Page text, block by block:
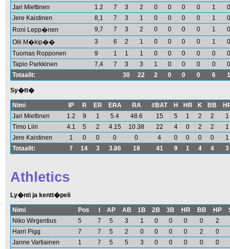
Jari Miettinen
1.2 7 3 2 0 0 0 0 1
0
Jere Kaistinen
8,1 7 3 1 0 0 0 0 1
0
Roni Lepp�nen
9,7 7 3 2 0 0 0 0 1
0
Olli M�kip��
3 6 2 1 0 0 0 0 1
0
Tuomas Ropponen
9 1 1 1 0 0 0 0 0
0
Tapio Parkkinen
7,4 7 3 3 1 0 0 0 0
0
Totaalit:
30 22 2 0 0 0 6 1
Sy�tt�
Nimi IP R ER ERA RA #BAT H HR K BB
Jari Miettinen
1.2 9 1 5.4 48.6 15 5 1 2 2
1
Timo Liiri
4.1 5 2 4.15 10.38 22 4 0 2 2
1
Jere Kaistinen
1 0 0 0 0 4 0 0 0 0
1
Totaalit:
7 14 3 3.86 18 41 9 1 4 4 3
Athletics
Ly�nti ja kentt�peli
Nimi Pos AP AB 1B 2B 3B HR BB HP
Niko Wirgentius
5 7 5 3 1 0 0 0 0
2
Harri Pigg
7 7 5 2 0 0 0 0 2
0
Janne Vartiainen
1 7 5 5 3 0 0 0 0
0